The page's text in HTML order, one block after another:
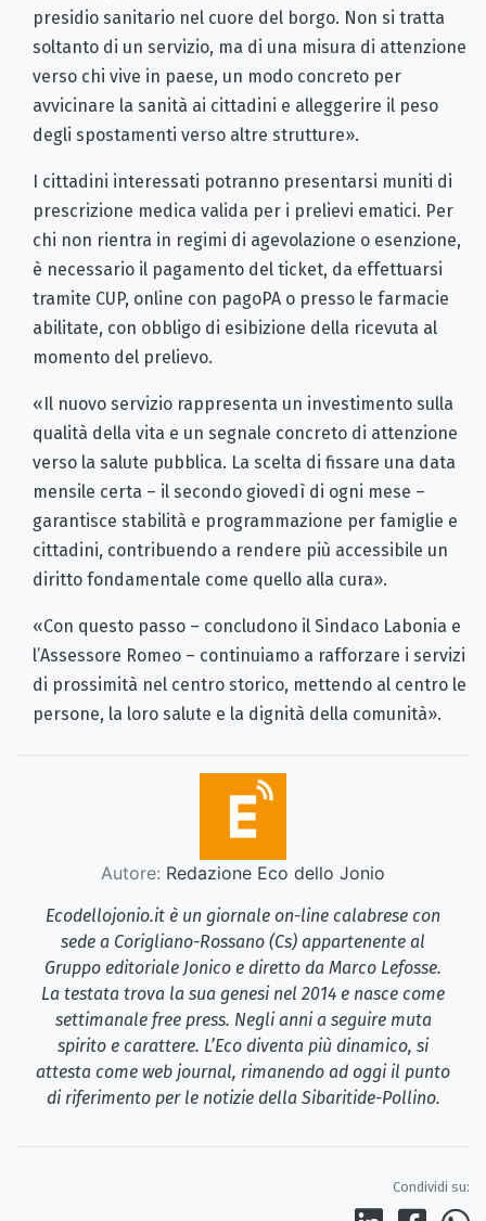
presidio sanitario nel cuore del borgo. Non si tratta
soltanto di un servizio, ma di una misura di attenzione
verso chi vive in paese, un modo concreto per
avvicinare la sanità ai cittadini e alleggerire il peso
degli spostamenti verso altre strutture».
I cittadini interessati potranno presentarsi muniti di
prescrizione medica valida per i prelievi ematici. Per
chi non rientra in regimi di agevolazione o esenzione,
è necessario il pagamento del ticket, da effettuarsi
tramite CUP, online con pagoPA o presso le farmacie
abilitate, con obbligo di esibizione della ricevuta al
momento del prelievo.
«Il nuovo servizio rappresenta un investimento sulla
qualità della vita e un segnale concreto di attenzione
verso la salute pubblica. La scelta di fissare una data
mensile certa – il secondo giovedì di ogni mese –
garantisce stabilità e programmazione per famiglie e
cittadini, contribuendo a rendere più accessibile un
diritto fondamentale come quello alla cura».
«Con questo passo – concludono il Sindaco Labonia e
l’Assessore Romeo – continuiamo a rafforzare i servizi
di prossimità nel centro storico, mettendo al centro le
persone, la loro salute e la dignità della comunità».
Autore: Redazione Eco dello Jonio
Ecodellojonio.it è un giornale on-line calabrese con
sede a Corigliano-Rossano (Cs) appartenente al
Gruppo editoriale Jonico e diretto da Marco Lefosse.
La testata trova la sua genesi nel 2014 e nasce come
settimanale free press. Negli anni a seguire muta
spirito e carattere. L’Eco diventa più dinamico, si
attesta come web journal, rimanendo ad oggi il punto
di riferimento per le notizie della Sibaritide-Pollino.
Condividi su: